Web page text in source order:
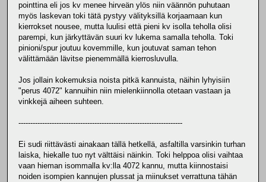
pointtina eli jos kv menee hirveän ylös niin väännön puhutaan
myös laskevan toki tätä pystyy välityksillä korjaamaan kun
kierrokset nousee, mutta luulisi että pieni kv isolla teholla olisi
parempi, kun järkyttävän suuri kv lukema samalla teholla. Toki
pinioni/spur joutuu kovemmille, kun joutuvat saman tehon
välittämään lävitse pienemmällä kierrosluvulla.
Jos jollain kokemuksia noista pitkä kannuista, näihin lyhyisiin
"perus 4072" kannuihin niin mielenkiinnolla otetaan vastaan ja
vinkkejä aiheen suhteen.
---------------------------------------------------------------------
Ei sudi riittävästi ainakaan tällä hetkellä, asfaltilla varsinkin turhan
laiska, hiekalle tuo nyt välttäisi näinkin. Toki helppoa olisi vaihtaa
vaan hieman isommalla kv:lla 4072 kannu, mutta kiinnostaisi
noiden isompien kannujen plussat ja miinukset verrattuna tähän